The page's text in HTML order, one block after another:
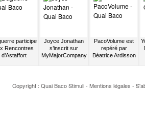
participe
Rencontres
d’Astaffort
Joyce Jonathan
s’inscrit sur
MyMajorCompany
PacoVolume est
repéré par
Béatrice Ardisson
Copyright : Quai BacoStimuli- Mentions légales -